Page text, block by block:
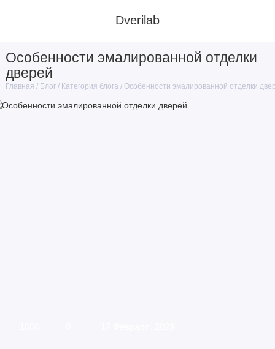
Dverilab
Особенности эмалированной отделки
дверей
Главная Блог Категория блога Особенности эмалированной отделки